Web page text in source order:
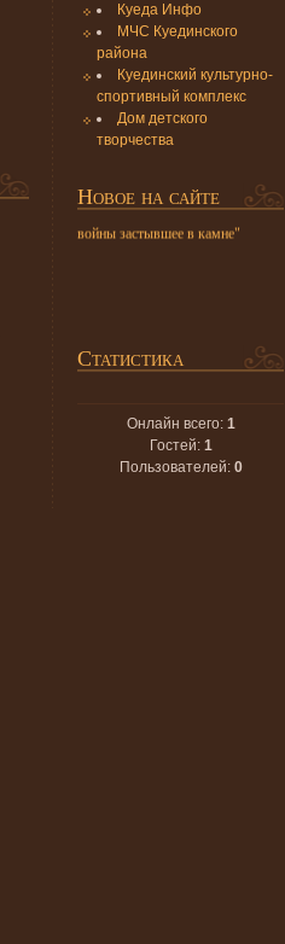
Куеда Инфо
МЧС Куединского
района
Куединский культурно-
спортивный комплекс
Дом детского
творчества
Новое на сайте
Выставка « Вспомним всех
поименно»
Каталог "Коллекция платков"
Экскурсия виртуальная "Эхо
войны застывшее в камне"
Статистика
Онлайн всего: 1
Гостей: 1
Пользователей: 0